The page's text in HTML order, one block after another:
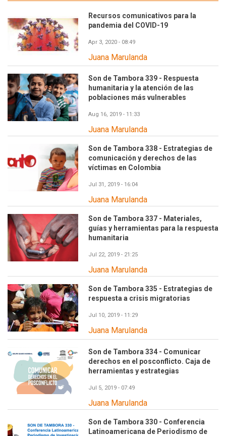
Recursos comunicativos para la
pandemia del COVID-19
Apr 3, 2020 - 08:49
Juana Marulanda
Son de Tambora 339 - Respuesta
humanitaria y la atención de las
poblaciones más vulnerables
Aug 16, 2019 - 11:33
Juana Marulanda
Son de Tambora 338 - Estrategias de
comunicación y derechos de las
víctimas en Colombia
Jul 31, 2019 - 16:04
Juana Marulanda
Son de Tambora 337 - Materiales,
guías y herramientas para la respuesta
humanitaria
Jul 22, 2019 - 21:25
Juana Marulanda
Son de Tambora 335 - Estrategias de
respuesta a crisis migratorias
Jul 10, 2019 - 11:29
Juana Marulanda
Son de Tambora 334 - Comunicar
derechos en el posconflicto. Caja de
herramientas y estrategias
Jul 5, 2019 - 07:49
Juana Marulanda
Son de Tambora 330 - Conferencia
Latinoamericana de Periodismo de